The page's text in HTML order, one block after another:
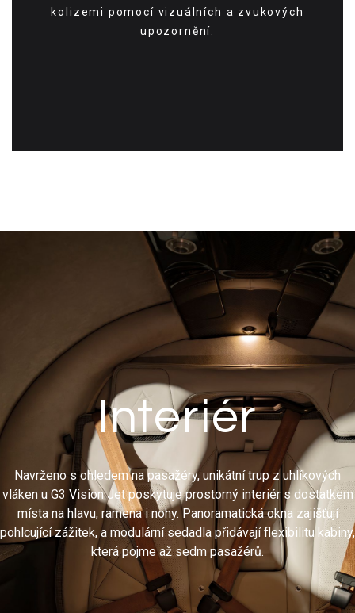
kolizemi pomocí vizuálních a zvukových
upozornění.
Interiér
Navrženo s ohledem na pasažéry, unikátní trup z uhlíkových
vláken u G3 Vision Jet poskytuje prostorný interiér s dostatkem
místa na hlavu, ramena i nohy. Panoramatická okna zajišťují
pohlcující zážitek, a modulární sedadla přidávají flexibilitu kabiny,
která pojme až sedm pasažérů.